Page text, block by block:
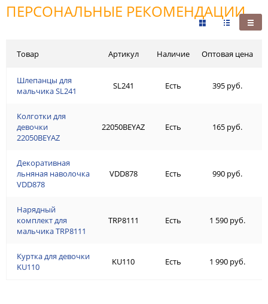
ПЕРСОНАЛЬНЫЕ РЕКОМЕНДАЦИИ
Товар
Шлепанцы для
мальчика SL241
Колготки для
девочки
22050BEYAZ
Декоративная
льняная наволочка
VDD878
Нарядный
комплект для
мальчика TRP8111
Куртка для девочки
KU110
Артикул Наличие Оптовая цена
SL241 Есть 395 руб.
22050BEYAZ Есть 165 руб.
VDD878 Есть 990 руб.
TRP8111 Есть 1 590 руб.
KU110 Есть 1 990 руб.